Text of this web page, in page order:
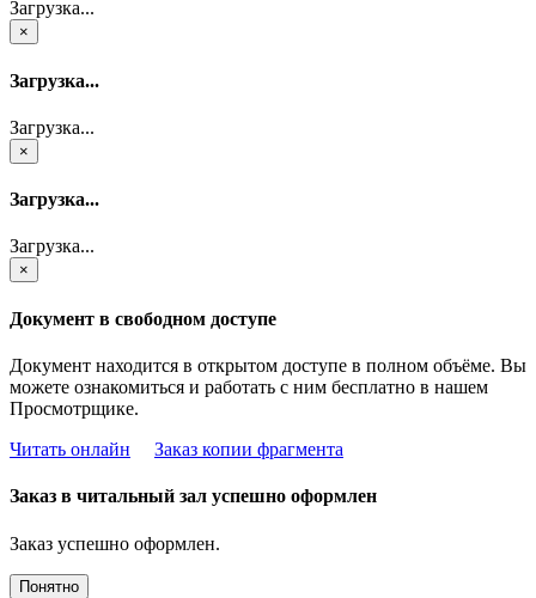
Загрузка...
×
Загрузка...
Загрузка...
×
Загрузка...
Загрузка...
×
Документ в свободном доступе
Документ находится в открытом доступе в полном объёме. Вы
можете ознакомиться и работать с ним бесплатно в нашем
Просмотрщике.
Читать онлайн
Заказ копии фрагмента
Заказ в читальный зал успешно оформлен
Заказ успешно оформлен.
Понятно